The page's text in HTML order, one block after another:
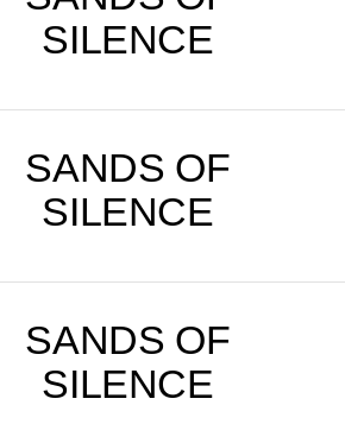
SILENCE
SANDS OF
SILENCE
SANDS OF
SILENCE